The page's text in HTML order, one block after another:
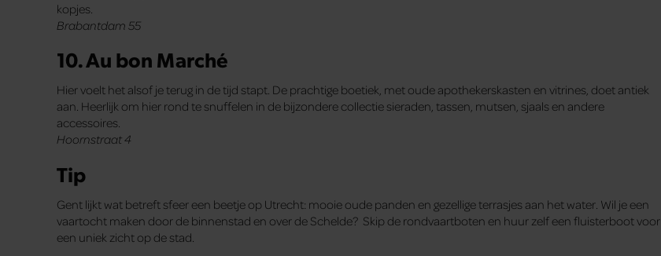
kopjes.
Brabantdam 55
10. Au bon Marché
Hier voelt het alsof je terug in de tijd stapt. De prachtige boetiek, met oude apothekerskasten en vitrines, doet antiek
aan. Heerlijk om hier rond te snuffelen in de bijzondere collectie sieraden, tassen, mutsen, sjaals en andere
accessoires.
Hoornstraat 4
Tip
Gent lijkt wat betreft sfeer een beetje op Utrecht: mooie oude panden en gezellige terrasjes aan het water. Wil je een
vaartocht maken door de binnenstad en over de Schelde? Skip de rondvaartboten en huur zelf een fluisterboot voor
een uniek zicht op de stad.